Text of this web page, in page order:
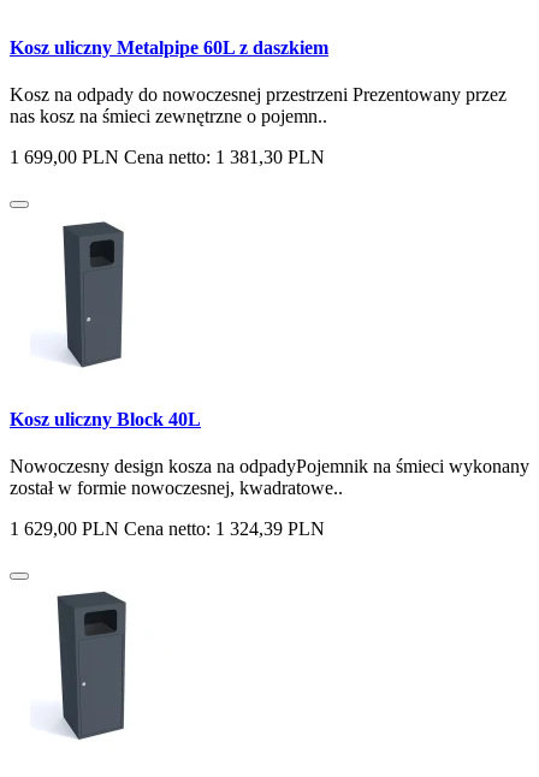
Kosz uliczny Metalpipe 60L z daszkiem
Kosz na odpady do nowoczesnej przestrzeni Prezentowany przez
nas kosz na śmieci zewnętrzne o pojemn..
1 699,00 PLN Cena netto: 1 381,30 PLN
Kosz uliczny Block 40L
Nowoczesny design kosza na odpadyPojemnik na śmieci wykonany
został w formie nowoczesnej, kwadratowe..
1 629,00 PLN Cena netto: 1 324,39 PLN